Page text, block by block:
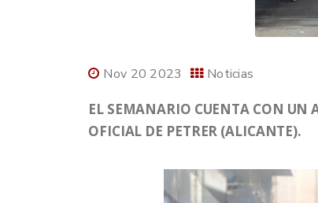
Nov 20 2023 Noticias
EL SEMANARIO CUENTA CON UN
OFICIAL DE PETRER (ALICANTE).